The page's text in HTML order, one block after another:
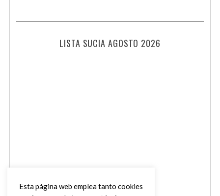
LISTA SUCIA AGOSTO 2026
Esta página web emplea tanto cookies